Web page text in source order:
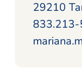
29210